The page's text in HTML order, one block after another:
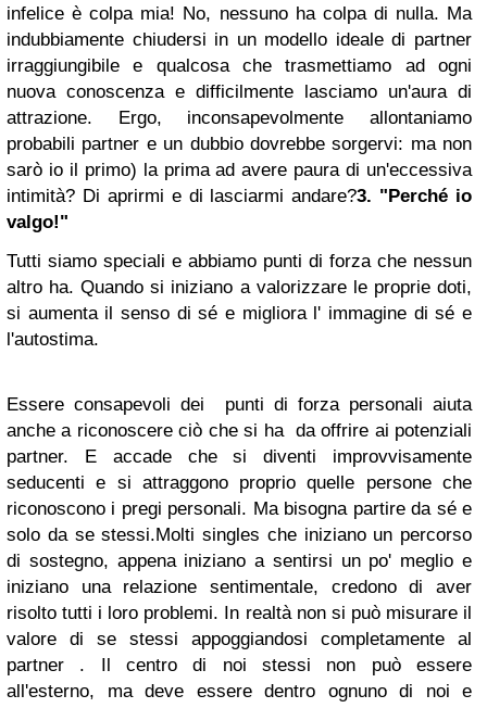
infelice è colpa mia! No, nessuno ha colpa di nulla. Ma
indubbiamente chiudersi in un modello ideale di partner
irraggiungibile e qualcosa che trasmettiamo ad ogni
nuova conoscenza e difficilmente lasciamo un'aura di
attrazione. Ergo, inconsapevolmente allontaniamo
probabili partner e un dubbio dovrebbe sorgervi: ma non
sarò io il primo) la prima ad avere paura di un'eccessiva
intimità? Di aprirmi e di lasciarmi andare?3. " Perché io
valgo!"
Tutti siamo speciali e abbiamo punti di forza che nessun
altro ha.Quando si iniziano a valorizzare le proprie doti,
si aumenta il senso di sé e migliora l' immagine di sé e
l'autostima.
Essere consapevoli dei punti di forza personali aiuta
anche a riconoscere ciò che si ha da offrire ai potenziali
partner.
E accade che si diventi improvvisamente
seducenti e si attraggono proprio quelle persone che
riconoscono i pregi personali. Ma bisogna partire da sé e
solo da se stessi.Molti singles che iniziano un percorso
di sostegno, appena iniziano a sentirsi un po' meglio e
iniziano una relazione sentimentale, credono di aver
risolto tutti i loro problemi. In realtà non si può misurare il
valore di se stessi appoggiandosi completamente al
partner . Il centro di noi stessi non può essere
all'esterno, ma deve essere dentro ognuno di noi e